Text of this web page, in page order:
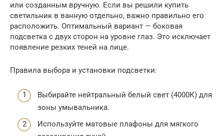
или созданным вручную. Если вы решили купить
светильник в ванную отдельно, важно правильно его
расположить. Оптимальный вариант — боковая
подсветка с двух сторон на уровне глаз. Это исключает
появление резких теней на лице.
Правила выбора и установки подсветки:
Выбирайте нейтральный белый свет (4000К) для
зоны умывальника.
Используйте матовые плафоны для мягкого